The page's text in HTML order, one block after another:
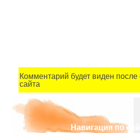
Комментарий будет виден
сайта
Навигация по